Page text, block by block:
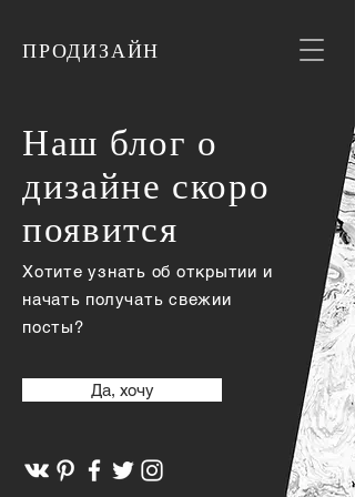
ПРОДИЗАЙН
Наш блог о
дизайне скоро
появится
Хотите узнать об открытии и
начать получать свежии
посты?
Да, хочу